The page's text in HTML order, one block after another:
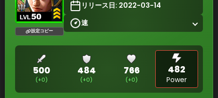
設定コピー
リリース日: 2022-03-14
速
500
(+0)
484
(+0)
766
(+0)
482
Power